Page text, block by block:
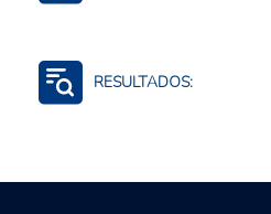
sectoriales o nacionales
RESULTADOS: